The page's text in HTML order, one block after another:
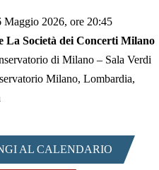
Maggio 2026, ore 20:45
La Società dei Concerti Milano
di Milano – Sala Verdi
Milano, Lombardia,
AL CALENDARIO